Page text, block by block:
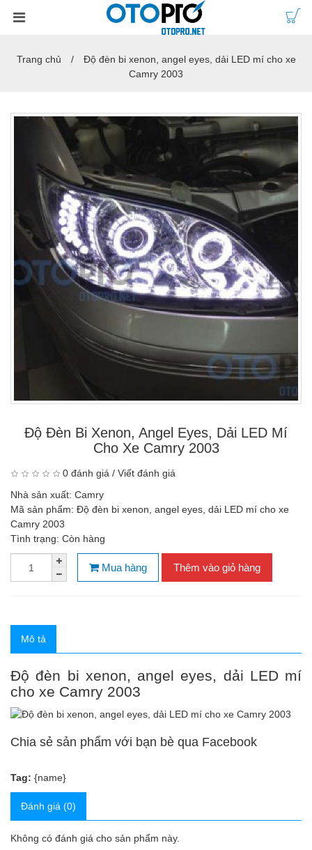
Trang chủ
Độ đèn bi xenon, angel eyes, dải LED mí cho xe
Camry 2003
Độ Đèn Bi Xenon, Angel Eyes, Dải LED Mí
Cho Xe Camry 2003
0 đánh giá / Viết đánh giá
Nhà sản xuất: Camry
Mã sản phẩm: Độ đèn bi xenon, angel eyes, dải LED mí cho xe
Camry 2003
Tình trạng: Còn hàng
Mua hàng Thêm vào giỏ hàng
Mô tả
Độ đèn bi xenon, angel eyes, dải LED mí
cho xe Camry 2003
Chia sẻ sản phẩm với bạn bè qua Facebook
Tag: {name}
Đánh giá (0)
Không có đánh giá cho sản phẩm này.